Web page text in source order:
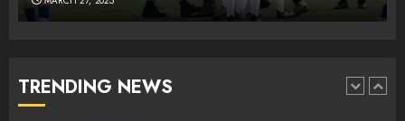
TRENDING NEWS
2
Incidenti në ndeshjen
MARCH 27, 2025